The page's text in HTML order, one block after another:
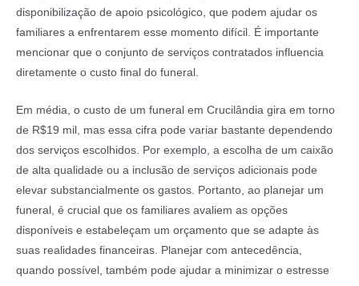
disponibilização de apoio psicológico, que podem ajudar os
familiares a enfrentarem esse momento difícil. É importante
mencionar que o conjunto de serviços contratados influencia
diretamente o custo final do funeral.
Em média, o custo de um funeral em Crucilândia gira em torno
de R$19 mil, mas essa cifra pode variar bastante dependendo
dos serviços escolhidos. Por exemplo, a escolha de um caixão
de alta qualidade ou a inclusão de serviços adicionais pode
elevar substancialmente os gastos. Portanto, ao planejar um
funeral, é crucial que os familiares avaliem as opções
disponíveis e estabeleçam um orçamento que se adapte às
suas realidades financeiras. Planejar com antecedência,
quando possível, também pode ajudar a minimizar o estresse